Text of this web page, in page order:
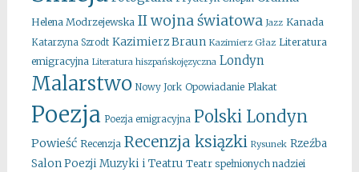
Helena Modrzejewska II wojna światowa Jazz Kanada
Katarzyna Szrodt Kazimierz Braun Kazimierz Głaz Literatura
emigracyjna Literatura hiszpańskojęzyczna Londyn
Malarstwo Nowy Jork Opowiadanie Plakat
Poezja Poezja emigracyjna Polski Londyn
Powieść Recenzja Recenzja ksiązki Rysunek Rzeźba
Salon Poezji Muzyki i Teatru Teatr spełnionych nadziei